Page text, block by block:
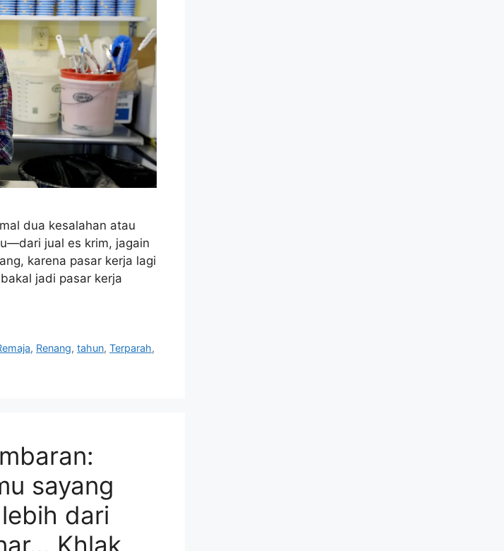
dua kesalahan atau
jual es krim, jagain
karena pasar kerja lagi
jadi pasar kerja
, Renang,tahun,Terparah,
sayang
dari
Khlak